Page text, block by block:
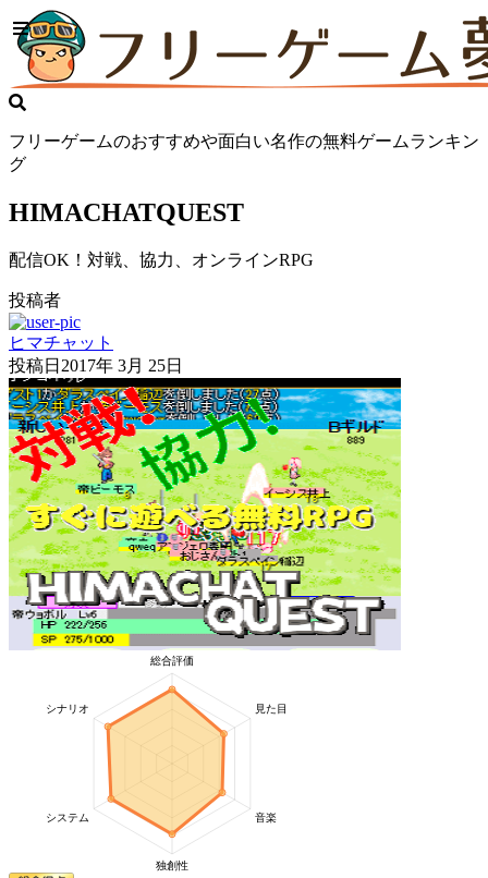
フリーゲームのおすすめや面白い名作の無料ゲームランキン
グ
HIMACHATQUEST
配信OK！対戦、協力、オンラインRPG
投稿者
ヒマチャット
投稿日 2017年 3月 25日